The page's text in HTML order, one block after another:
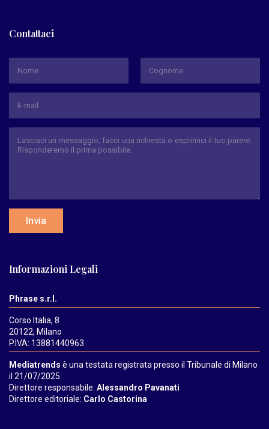
Contattaci
Invia
Informazioni Legali
Phrase s.r.l.
Corso Italia, 8
20122, Milano
P.IVA: 13881440963
Mediatrends è una testata registrata presso il Tribunale di Milano
il 21/07/2025.
Direttore responsabile: Alessandro Pavanati
Direttore editoriale: Carlo Castorina